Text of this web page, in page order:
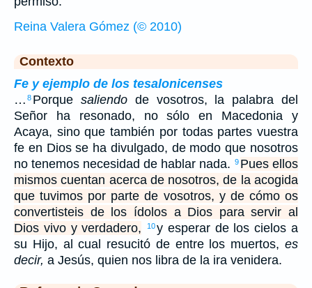
Reina Valera Gómez (© 2010)
Contexto
Fe y ejemplo de los tesalonicenses
… 8 Porque saliendode vosotros, la palabra del
Señor ha resonado, no sólo en Macedonia y
Acaya, sino que también por todas partes vuestra
fe en Dios se ha divulgado, de modo que nosotros
no tenemos necesidad de hablar nada. 9 Pues ellos
mismos cuentan acerca de nosotros, de la acogida
que tuvimos por parte de vosotros, y de cómo os
convertisteis de los ídolos a Dios para servir al
Dios vivo y verdadero,
10y esperar de los cielos a
su Hijo, al cual resucitó de entre los muertos, es
decir, a Jesús, quien nos libra de la ira venidera.